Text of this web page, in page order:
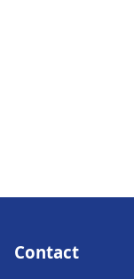
Contact